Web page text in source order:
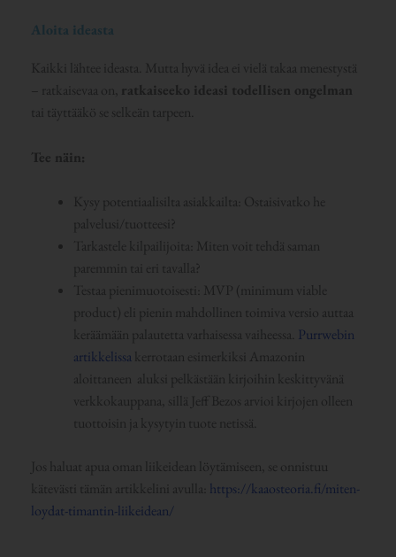
Aloita ideasta
Kaikki lähtee ideasta. Mutta hyvä idea ei vielä takaa menestystä
– ratkaisevaa on, ratkaiseeko ideasi todellisen ongelman
tai täyttääkö se selkeän tarpeen.
Tee näin:
Kysy potentiaalisilta asiakkailta: Ostaisivatko he
palvelusi/tuotteesi?
Tarkastele kilpailijoita: Miten voit tehdä saman
paremmin tai eri tavalla?
Testaa pienimuotoisesti: MVP (minimum viable
product) eli pienin mahdollinen toimiva versio auttaa
keräämään palautetta varhaisessa vaiheessa. Purrwebin
artikkelissakerrotaan esimerkiksi Amazonin
aloittaneen aluksi pelkästään kirjoihin keskittyvänä
verkkokauppana, sillä Jeff Bezos arvioi kirjojen olleen
tuottoisin ja kysytyin tuote netissä.
Jos haluat apua oman liikeidean löytämiseen, se onnistuu
kätevästi tämän artikkelini avulla: https://kaaosteoria.fi/miten-
loydat-timantin-liikeidean/